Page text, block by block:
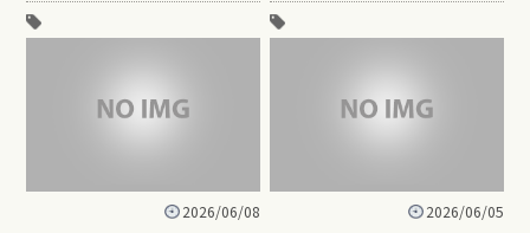
2026/06/08 2026/06/05